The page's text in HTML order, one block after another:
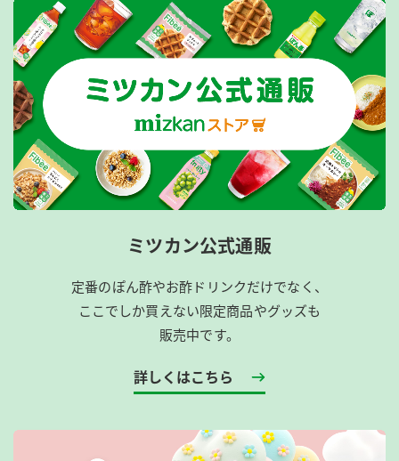
ミツカン公式通販
定番のぽん酢やお酢ドリンクだけでなく、
ここでしか買えない限定商品やグッズも
販売中です。
詳しくはこちら